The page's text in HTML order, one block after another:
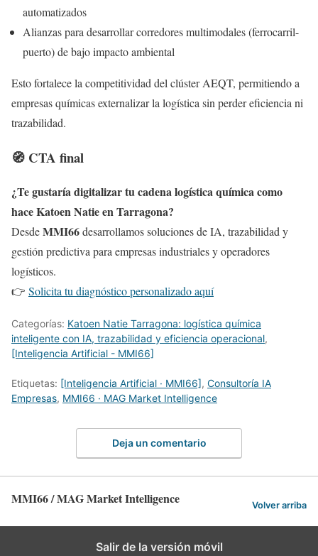
automatizados
Alianzas para desarrollar corredores multimodales (ferrocarril-
puerto) de bajo impacto ambiental
Esto fortalece la competitividad del clúster AEQT, permitiendo a
empresas químicas externalizar la logística sin perder eficiencia ni
trazabilidad.
🧭 CTA final
¿Te gustaría digitalizar tu cadena logística química como
hace Katoen Natie en Tarragona?
DesdeMMI66desarrollamos soluciones de IA, trazabilidad y
gestión predictiva para empresas industriales y operadores
logísticos.
👉 Solicita tu diagnóstico personalizado aquí
Categorías: Katoen Natie Tarragona: logística química
inteligente con IA, trazabilidad y eficiencia operacional,
[Inteligencia Artificial - MMI66]
Etiquetas: [Inteligencia Artificial · MMI66], Consultoría IA
Empresas, MMI66 · MAG Market Intelligence
Deja un comentario
MMI66 / MAG Market Intelligence Volver arriba
Salir de la versión móvil